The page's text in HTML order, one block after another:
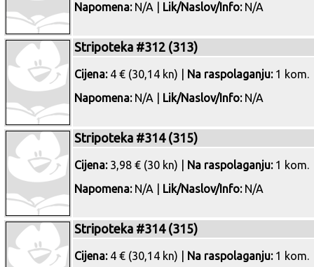
Napomena:N/A | Lik/Naslov/Info:N/A
Stripoteka #312 (313)
Cijena:4 € (30,14 kn) | Na raspolaganju:1 kom.
Napomena:N/A | Lik/Naslov/Info:N/A
Stripoteka #314 (315)
Cijena:3,98 € (30 kn) | Na raspolaganju:1 kom.
Napomena:N/A | Lik/Naslov/Info:N/A
Stripoteka #314 (315)
Cijena:4 € (30,14 kn) | Na raspolaganju:1 kom.